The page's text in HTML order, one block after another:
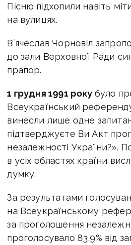
Пісню підхопили навіть
на вулицях.
В’ячеслав Чорновіл
до зали Верховної Ради
прапор.
1 грудня 1991 року було
Всеукраїнський
винесли лише одне
підтверджуєте Ви Акт
незалежності України?».
в усіх областях країни
думку.
За результатами
на Всеукраїнському
за проголошення
проголосувало 83,9% від